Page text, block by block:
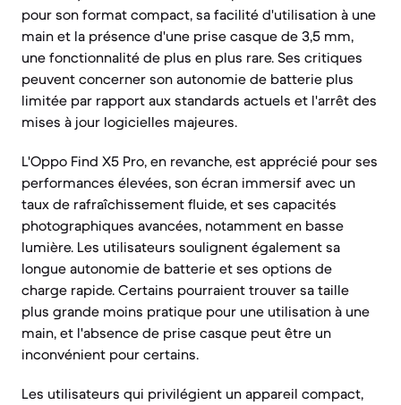
pour son format compact, sa facilité d'utilisation à une
main et la présence d'une prise casque de 3,5 mm,
une fonctionnalité de plus en plus rare. Ses critiques
peuvent concerner son autonomie de batterie plus
limitée par rapport aux standards actuels et l'arrêt des
mises à jour logicielles majeures.
L'Oppo Find X5 Pro, en revanche, est apprécié pour ses
performances élevées, son écran immersif avec un
taux de rafraîchissement fluide, et ses capacités
photographiques avancées, notamment en basse
lumière. Les utilisateurs soulignent également sa
longue autonomie de batterie et ses options de
charge rapide. Certains pourraient trouver sa taille
plus grande moins pratique pour une utilisation à une
main, et l'absence de prise casque peut être un
inconvénient pour certains.
Les utilisateurs qui privilégient un appareil compact,